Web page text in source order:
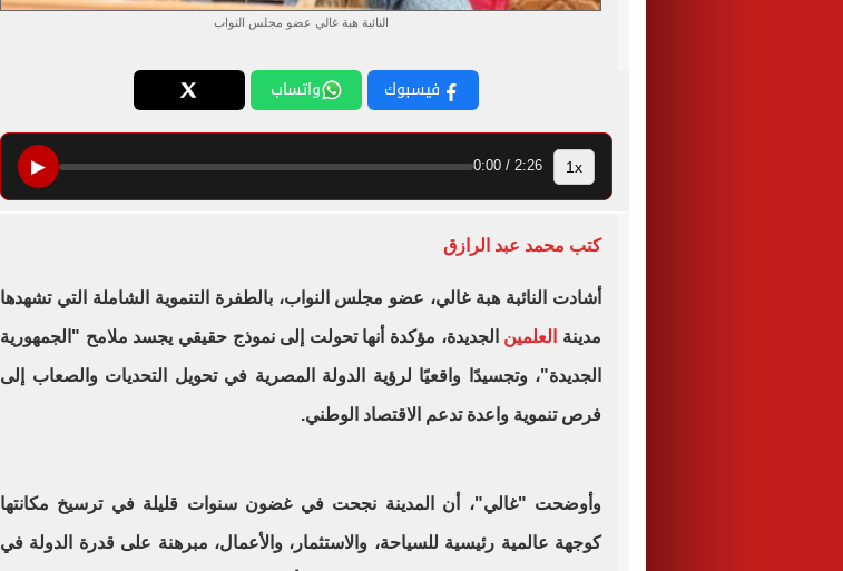
النائبة هبة غالي عضو مجلس النواب
فيسبوك واتساب
▶ 2:26 / 0:00 1x
كتب محمد عبد الرازق
أشادت النائبة هبة غالي، عضو مجلس النواب، بالطفرة التنموية الشاملة التي تشهدها
مدينة العلمين الجديدة، مؤكدة أنها تحولت إلى نموذج حقيقي يجسد ملامح "الجمهورية
الجديدة"، وتجسيدًا واقعيًا لرؤية الدولة المصرية في تحويل التحديات والصعاب إلى
فرص تنموية واعدة تدعم الاقتصاد الوطني.
وأوضحت "غالي"، أن المدينة نجحت في غضون سنوات قليلة في ترسيخ مكانتها
كوجهة عالمية رئيسية للسياحة، والاستثمار، والأعمال، مبرهنة على قدرة الدولة في